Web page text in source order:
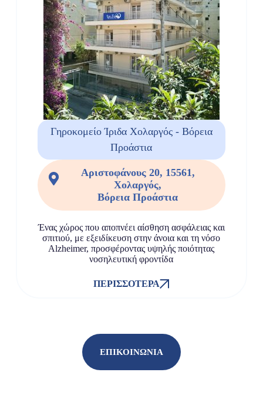
Γηροκομείο Ίριδα Χολαργός - Βόρεια
Προάστια
Αριστοφάνους 20, 15561,
Χολαργός,
Βόρεια Προάστια
Ένας χώρος που αποπνέει αίσθηση ασφάλειας και
σπιτιού, με εξειδίκευση στην άνοια και τη νόσο
Alzheimer, προσφέροντας υψηλής ποιότητας
νοσηλευτική φροντίδα
ΠΕΡΙΣΣΌΤΕΡΑ
ΕΠΙΚΟΙΝΩΝΙΑ